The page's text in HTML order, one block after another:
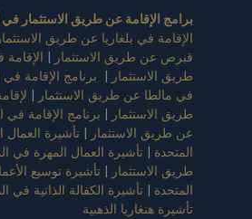
عن طريق الاستثمار في أوروبا:
في بلغاريا عن طريق الاستثمار| الإقامة في
طريق الاستثمار| الإقامة في ألمانيا عن
برنامج الإقامة في اليونان |لإقامة
عن طريق الاستثمار| لإقامة في إسبانيا عن
برنامج الإقامة في المملكة المتحدة
الاستثمار| تأشيرة العمال المهرة في المملكة
تأشيرة العمال المهرة في المملكة المتحدة عن
تأشيرة توسيع الأعمال في المملكة
تأشيرة الكفالة الذاتية في المملكة المتحدة|
الذهبية